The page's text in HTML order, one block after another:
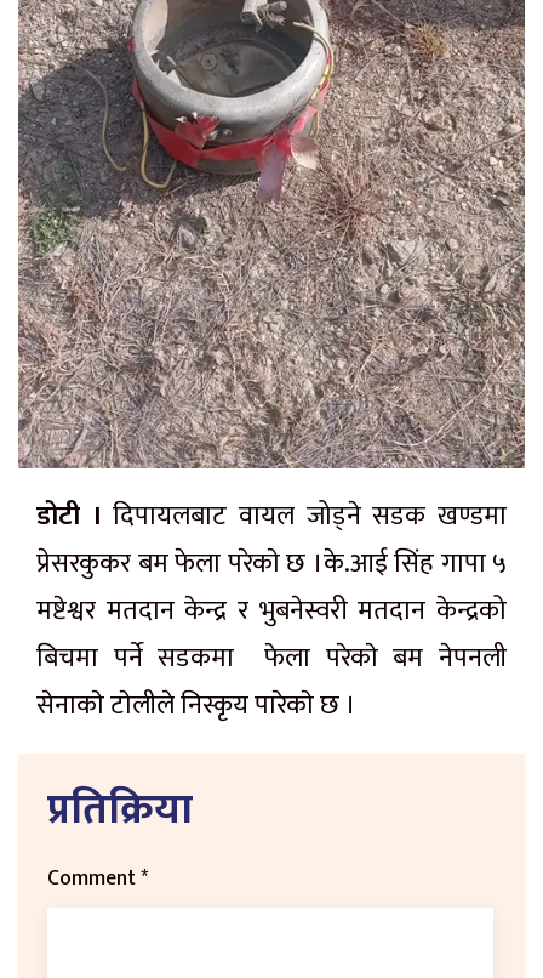
डोटी ।दिपायलबाट वायल जोड्ने सडक खण्डमा
प्रेसरकुकर बम फेला परेकाे छ ।के.आई सिंह गापा ५
मष्टेश्वर मतदान केन्द्र र भुबनेस्वरी मतदान केन्द्रको
बिचमा पर्ने सडकमा फेला परेकाे बम नेपनली
सेनाकाे टाेलीले निस्कृय पारेकाे छ ।
प्रतिक्रिया
Comment*